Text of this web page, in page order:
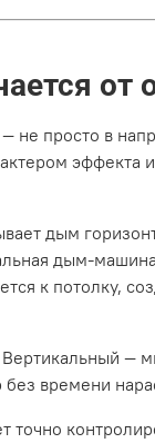
от
не просто в
эффекта
дым
дым-
к потолку,
—
времени
точно